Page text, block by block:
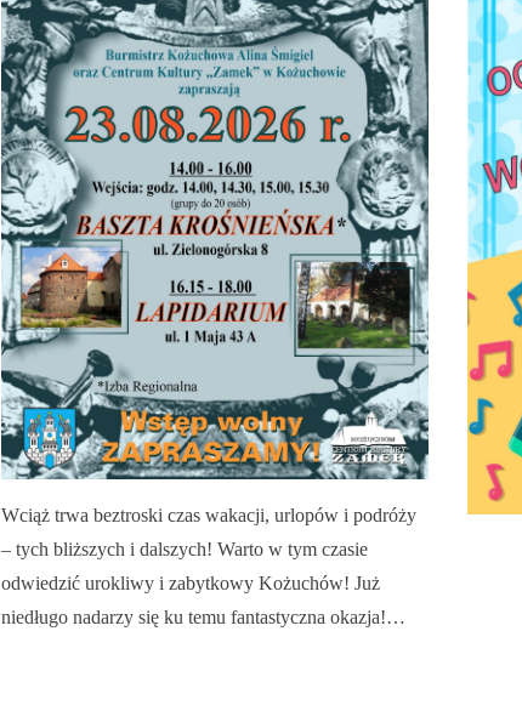
Wciąż trwa beztroski czas wakacji, urlopów i podróży
– tych bliższych i dalszych! Warto w tym czasie
odwiedzić urokliwy i zabytkowy Kożuchów! Już
niedługo nadarzy się ku temu fantastyczna okazja!…